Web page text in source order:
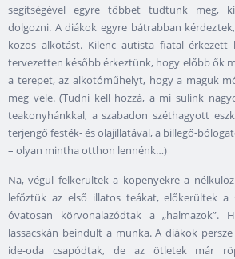
segítségével egyre többet tudtunk meg,
dolgozni. A diákok egyre bátrabban
közös alkotást. Kilenc autista fiatal érkezett
tervezetten később érkeztünk, hogy előbb ők
a terepet, az alkotóműhelyt, hogy a maguk
meg vele. (Tudni kell hozzá, a mi sulink
teakonyhánkkal, a szabadon széthagyott
terjengő festék- és olajillatával, a billegő-
– olyan mintha otthon lennénk…)
Na, végül felkerültek a köpenyekre a
lefőztük az első illatos teákat, előkerültek a
óvatosan körvonalazódtak a „halmazok”.
lassacskán beindult a munka. A diákok
ide-oda csapódtak, de az ötletek már